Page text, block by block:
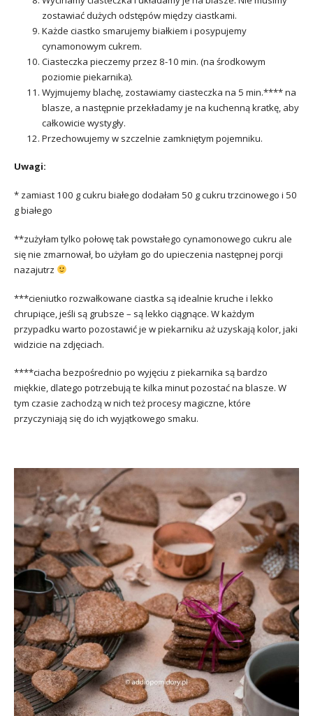
zostawiać dużych odstępów między ciastkami.
Każde ciastko smarujemy białkiem i posypujemy
cynamonowym cukrem.
Ciasteczka pieczemy przez 8-10 min. (na środkowym
poziomie piekarnika).
Wyjmujemy blachę, zostawiamy ciasteczka na 5 min.**** na
blasze, a następnie przekładamy je na kuchenną kratkę, aby
całkowicie wystygły.
Przechowujemy w szczelnie zamkniętym pojemniku.
Uwagi:
* zamiast 100 g cukru białego dodałam 50 g cukru trzcinowego i 50
g białego
**zużyłam tylko połowę tak powstałego cynamonowego cukru ale
się nie zmarnował, bo użyłam go do upieczenia następnej porcji
nazajutrz
***cieniutko rozwałkowane ciastka są idealnie kruche i lekko
chrupiące, jeśli są grubsze – są lekko ciągnące. W każdym
przypadku warto pozostawić je w piekarniku aż uzyskają kolor, jaki
widzicie na zdjęciach.
****ciacha bezpośrednio po wyjęciu z piekarnika są bardzo
miękkie, dlatego potrzebują te kilka minut pozostać na blasze. W
tym czasie zachodzą w nich też procesy magiczne, które
przyczyniają się do ich wyjątkowego smaku.